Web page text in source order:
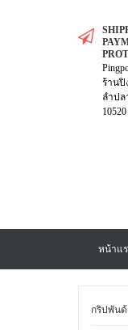
ร้านปิ
ลำปล
10520
หน้าแ
กริปพัน